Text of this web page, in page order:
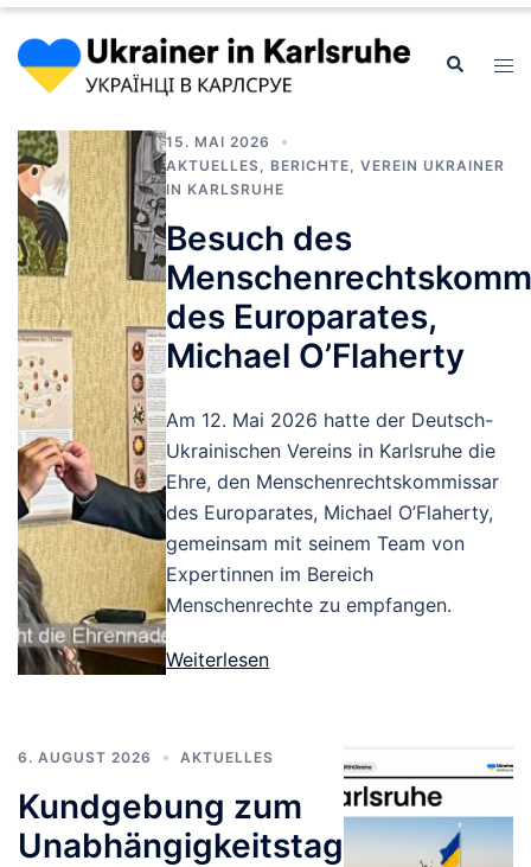
15. MAI 2026
AKTUELLES
BERICHTE ,VEREIN UKRAINER
IN KARLSRUHE
Besuch des
des Europarates,
Michael O’Flaherty
Am 12. Mai 2026 hatte der Deutsch-
Ukrainischen Vereins in Karlsruhe die
Ehre, den Menschenrechtskommissar
des Europarates, Michael O’Flaherty,
gemeinsam mit seinem Team von
Expertinnen im Bereich
Menschenrechte zu empfangen.
Weiterlesen
6. AUGUST 2026 AKTUELLES
Kundgebung zum
Unabhängigkeitstag